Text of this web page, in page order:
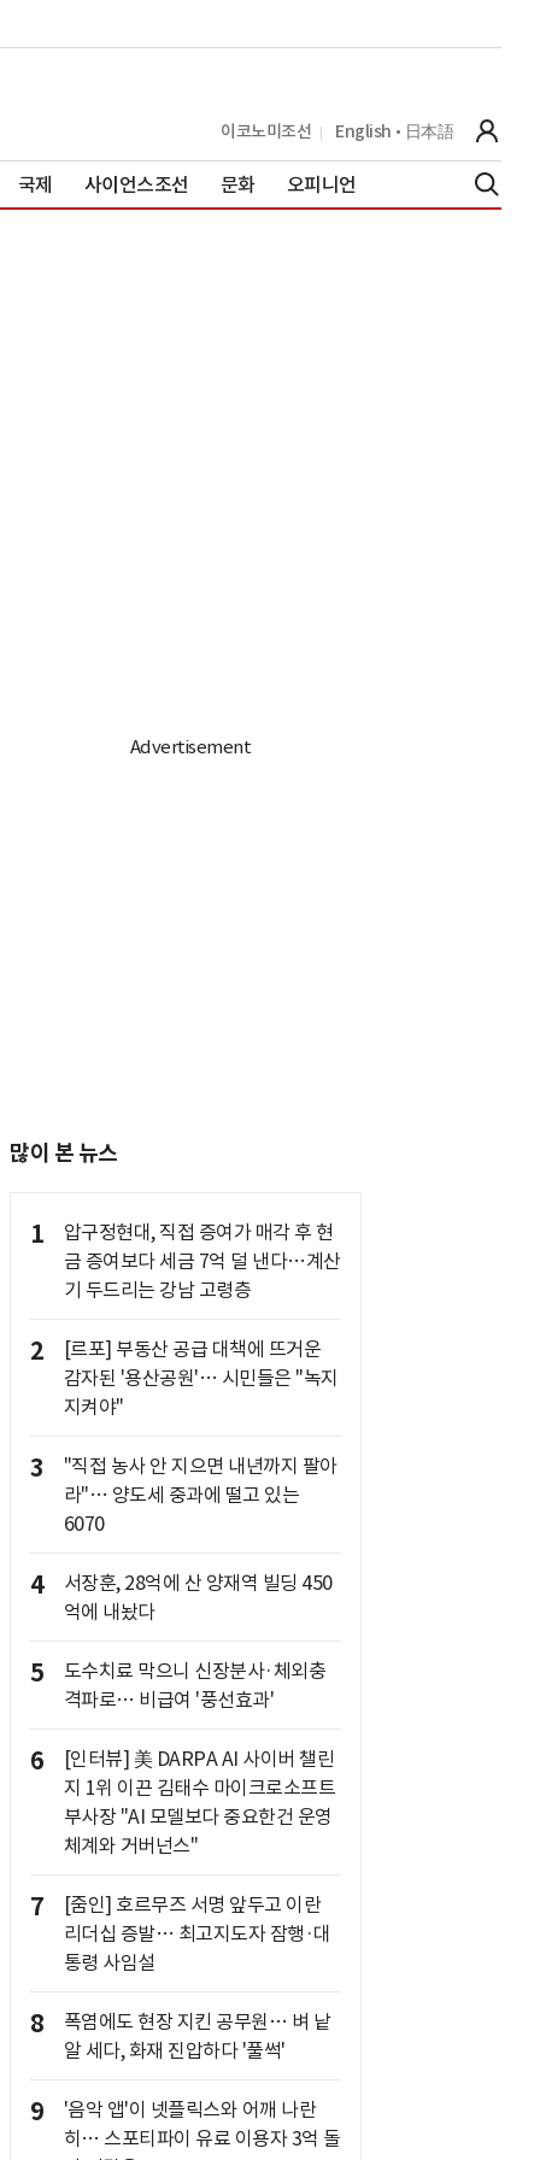
이코노미조선 English 日本語
국제 사이언스조선 문화 오피니언
많이 본 뉴스
1
압구정현대, 직접 증여가 매각 후 현
금 증여보다 세금 7억 덜 낸다…계산
기 두드리는 강남 고령층
2
[르포] 부동산 공급 대책에 뜨거운
감자된 '용산공원'… 시민들은 "녹지
지켜야"
3
"직접 농사 안 지으면 내년까지 팔아
라"… 양도세 중과에 떨고 있는
6070
4
서장훈, 28억에 산 양재역 빌딩 450
억에 내놨다
5
도수치료 막으니 신장분사·체외충
격파로… 비급여 '풍선효과'
6
[인터뷰] 美 DARPA AI 사이버 챌린
지 1위 이끈 김태수 마이크로소프트
부사장 "AI 모델보다 중요한건 운영
체계와 거버넌스"
7
[줌인] 호르무즈 서명 앞두고 이란
리더십 증발… 최고지도자 잠행·대
통령 사임설
8
폭염에도 현장 지킨 공무원… 벼 낱
알 세다, 화재 진압하다 '풀썩'
9
'음악 앱'이 넷플릭스와 어깨 나란
히… 스포티파이 유료 이용자 3억 돌